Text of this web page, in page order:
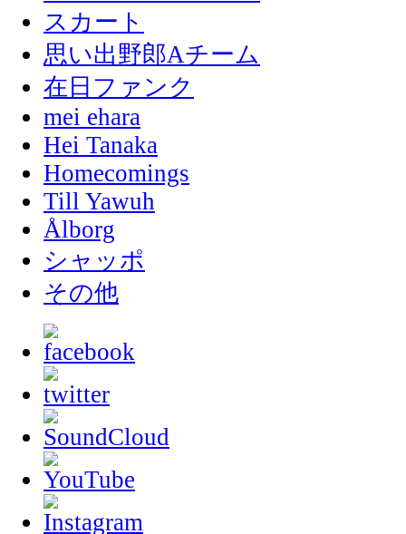
スカート
思い出野郎Aチーム
在日ファンク
mei ehara
Hei Tanaka
Homecomings
Till Yawuh
Ålborg
シャッポ
その他